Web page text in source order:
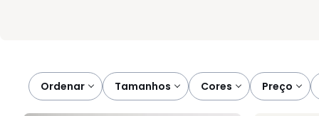
Ordenar tamanhos cores preço